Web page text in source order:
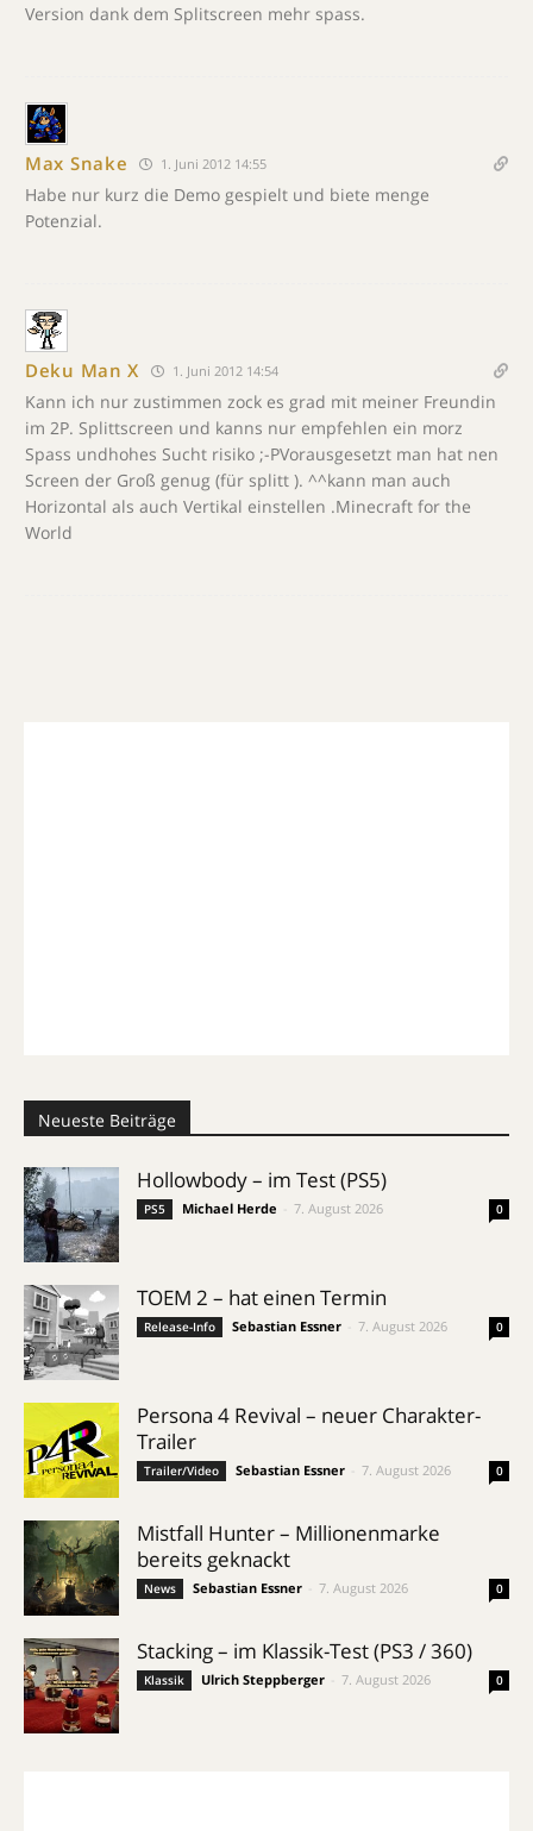
Version dank dem Splitscreen mehr spass.
Max Snake 1. Juni 2012 14:55
Habe nur kurz die Demo gespielt und biete menge
Potenzial.
Deku Man X 1. Juni 2012 14:54
Kann ich nur zustimmen zock es grad mit meiner Freundin
im 2P. Splittscreen und kanns nur empfehlen ein morz
Spass undhohes Sucht risiko ;-PVorausgesetzt man hat nen
Screen der Groß genug (für splitt ). ^^kann man auch
Horizontal als auch Vertikal einstellen .Minecraft for the
World
Neueste Beiträge
Hollowbody – im Test (PS5)
PS5 Michael Herde 7. August 2026 0
TOEM 2 – hat einen Termin
Release-Info Sebastian Essner 7. August 2026 0
Persona 4 Revival – neuer Charakter-
Trailer
Trailer/Video Sebastian Essner 7. August 2026 0
Mistfall Hunter – Millionenmarke
bereits geknackt
News Sebastian Essner 7. August 2026 0
Stacking – im Klassik-Test (PS3 / 360)
Klassik Ulrich Steppberger 7. August 2026 0